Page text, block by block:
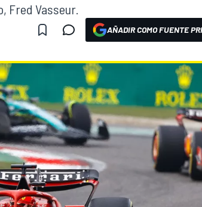
Fred Vasseur.
AÑADIR COMO FUENTE